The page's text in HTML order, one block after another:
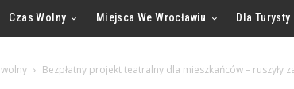
Czas Wolny Miejsca We Wrocławiu Dla Turysty
Bezpłatny projekt teatralny dla mieszkańców – ruszyły